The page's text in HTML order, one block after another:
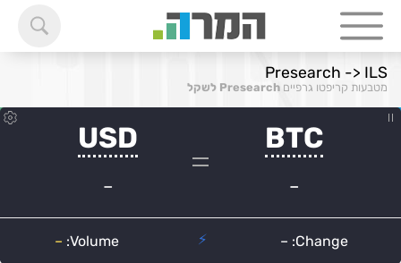
Presearch -> ILS
מטבעות קריפטו גרפיים Presearch לשקל